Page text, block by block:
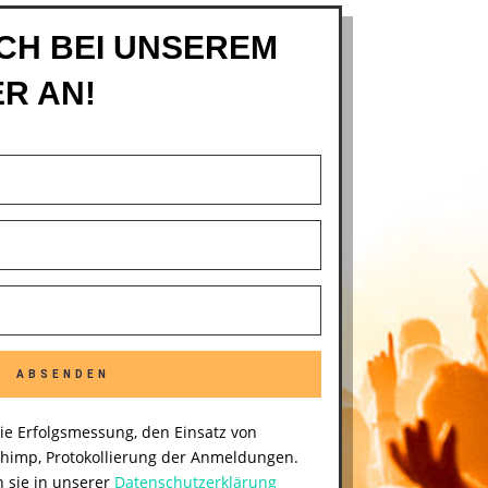
BEI UNSEREM
AN!
ABSENDEN
Erfolgsmessung, den Einsatz von
Protokollierung der Anmeldungen.
sie in unserer Datenschutzerklärung